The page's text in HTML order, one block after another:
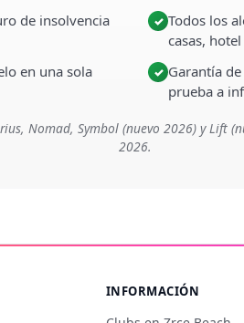
de insolvencia ✓ Todos los
casas,
en una sola
✓ Garantía
prueba a
Nomad, Symbol (nuevo 2026) y Lift
2026.
INFORMACIÓN